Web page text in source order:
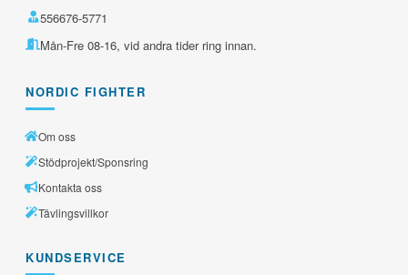
556676-5771
Mån-Fre 08-16, vid andra tider ring innan.
NORDIC FIGHTER
Om oss
Stödprojekt/Sponsring
Kontakta oss
Tävlingsvillkor
KUNDSERVICE